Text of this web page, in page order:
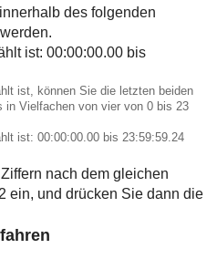
des folgenden
ist: 00:00:00.00 bis
ist, können Sie die letzten beiden
in Vielfachen von vier von 0 bis 23
ist: 00:00:00.00 bis 23:59:59.24
nach dem gleichen
ein, und drücken Sie dann die